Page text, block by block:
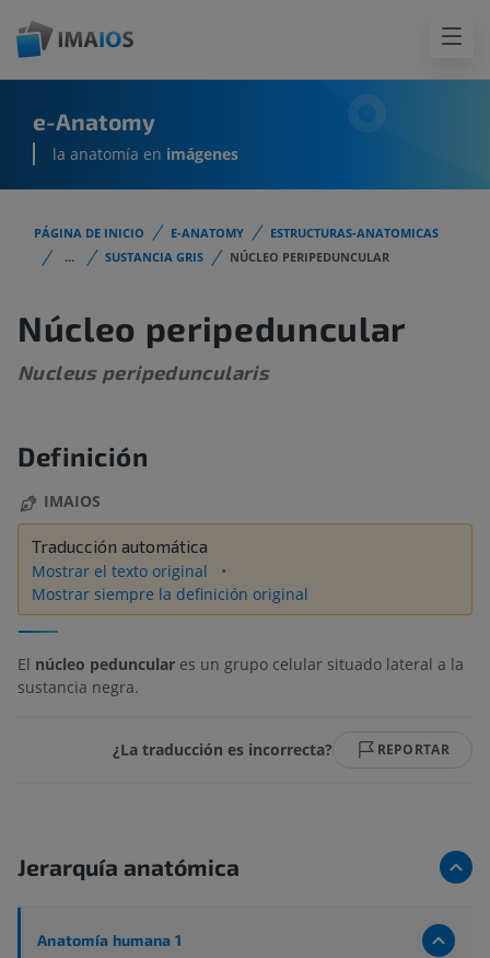
e-Anatomy
la anatomía en imágenes
PÁGINA DE INICIO E-ANATOMY
ESTRUCTURAS-ANATOMICAS
...
SUSTANCIA GRIS NÚCLEO PERIPEDUNCULAR
Núcleo peripeduncular
Nucleus peripeduncularis
Definición
IMAIOS
Traducción automática
Mostrar el texto original
Mostrar siempre la definición original
El núcleo peduncular es un grupo celular situado lateral a la
sustancia negra.
¿La traducción es incorrecta? REPORTAR
Jerarquía anatómica
Anatomía humana 1